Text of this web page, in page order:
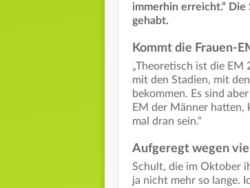
immerhin erreicht.“ Die
gehabt.
Kommt die Frauen-
„Theoretisch ist die
mit den Stadien, mit
bekommen. Es sind
EM der Männer hatten,
mal dran sein.“
Aufgeregt wegen
Schult, die im Oktober
ja nicht mehr so lange.